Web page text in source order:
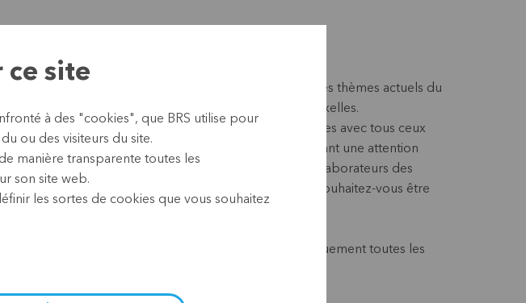
, BRS présente des thèmes actuels du
monde de la microfinance et de la microassurance à Bruxelles.
Des conférenciers célèbres partagent leurs connaissances avec tous ceux
qui s’intéressent à des thèmes internationaux, en accordant une attention
particulière aux participants du monde financier, aux collaborateurs des
ONG, aux étudiants et au personnel gouvernemental. Souhaitez-vous être
invité(e) au Microfinance Lunch Break à l’avenir ?
Inscrivez-vous ci-dessous. Vous recevrez ainsi automatiquement toutes les
ce site
à des "cookies", que BRS utilise pour
ou des visiteurs du site.
manière transparente toutes les
son site web.
les sortes de cookies que vous souhaitez